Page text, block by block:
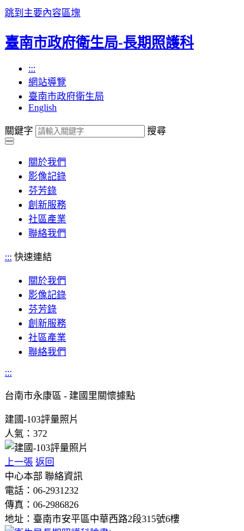
跳到主要內容區塊
臺南市政府衛生局-長期照護科
:::
網站導覽
臺南市政府衛生局
English
關鍵字 搜尋
關於我們
影像記錄
芬芳錄
創新服務
社區產業
聯絡我們
::: 快速連結
關於我們
影像記錄
芬芳錄
創新服務
社區產業
聯絡我們
:::
台南市永康區 - 建國里關懷據點
建國-103評量照片
人氣：372
上一張 返回
中心本部 聯絡資訊
電話：06-2931232
傳真：06-2986826
地址：臺南市安平區中華西路2段315號6樓